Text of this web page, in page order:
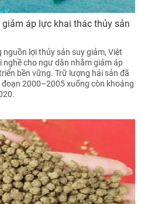
áp lực khai thác thủy sản
lợi thủy sản suy giảm, Việt
nghề cho ngư dân nhằm giảm áp
bền vững. Trữ lượng hải sản đã
2000–2005 xuống còn khoảng